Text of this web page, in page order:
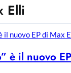
Elli
è il nuovo